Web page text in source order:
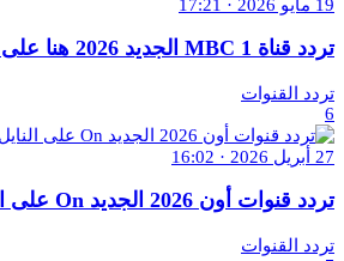
19 مايو 2026 · 17:21
تردد قناة MBC 1 الجديد 2026 هنا على النايل سات وعرب سات وهوت بيرد
تردد القنوات
6
27 أبريل 2026 · 16:02
تردد قنوات أون 2026 الجديد On على النايل سات
تردد القنوات